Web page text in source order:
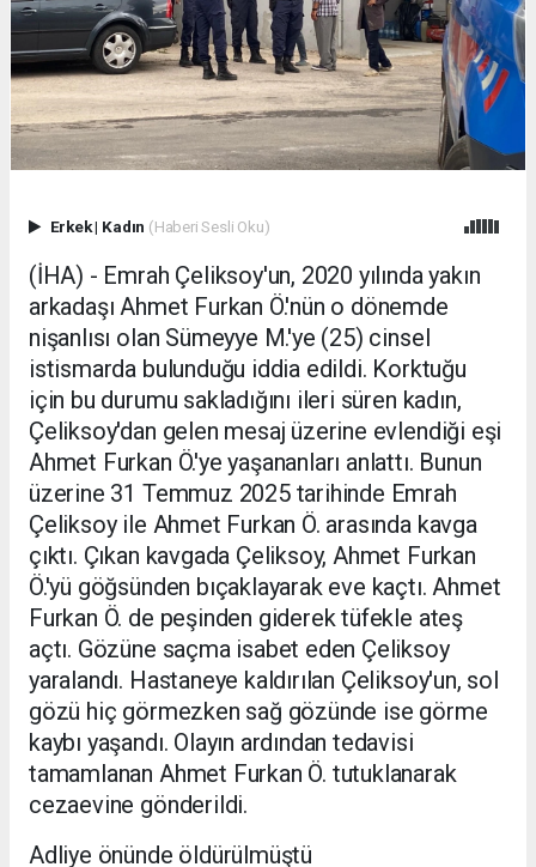
Erkek| Kadın (Haberi Sesli Oku)
(İHA) - Emrah Çeliksoy'un, 2020 yılında yakın
arkadaşı Ahmet Furkan Ö.'nün o dönemde
nişanlısı olan Sümeyye M.'ye (25) cinsel
istismarda bulunduğu iddia edildi. Korktuğu
için bu durumu sakladığını ileri süren kadın,
Çeliksoy'dan gelen mesaj üzerine evlendiği eşi
Ahmet Furkan Ö.'ye yaşananları anlattı. Bunun
üzerine 31 Temmuz 2025 tarihinde Emrah
Çeliksoy ile Ahmet Furkan Ö. arasında kavga
çıktı. Çıkan kavgada Çeliksoy, Ahmet Furkan
Ö.'yü göğsünden bıçaklayarak eve kaçtı. Ahmet
Furkan Ö. de peşinden giderek tüfekle ateş
açtı. Gözüne saçma isabet eden Çeliksoy
yaralandı. Hastaneye kaldırılan Çeliksoy'un, sol
gözü hiç görmezken sağ gözünde ise görme
kaybı yaşandı. Olayın ardından tedavisi
tamamlanan Ahmet Furkan Ö. tutuklanarak
cezaevine gönderildi.
Adliye önünde öldürülmüştü